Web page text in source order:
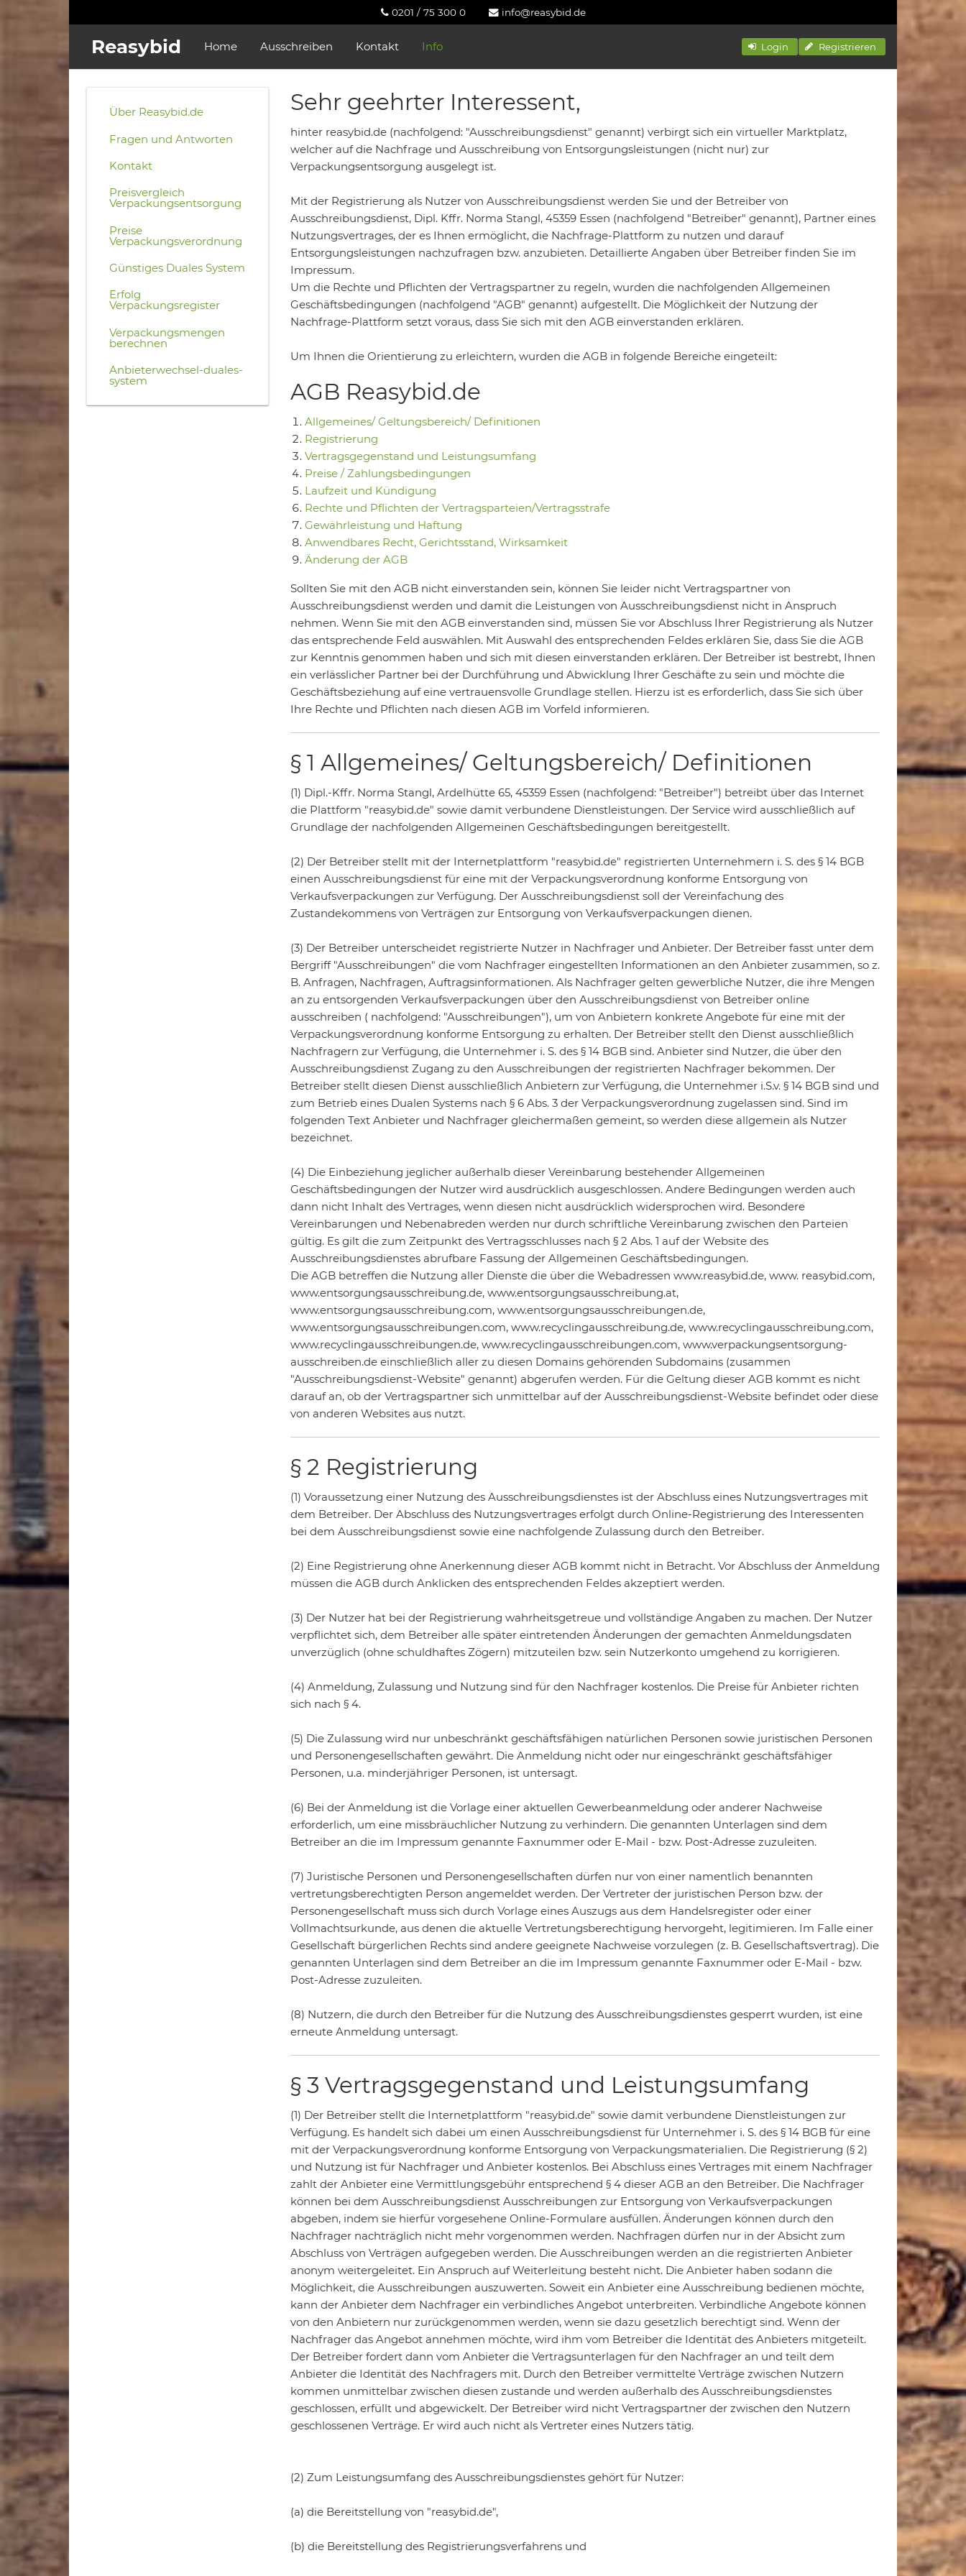
0201 / 75 300 0 info@reasybid.de
Reasybid Home Ausschreiben Kontakt Info Login Registrieren
Über Reasybid.de
Fragen und Antworten
Kontakt
Preisvergleich
Verpackungsentsorgung
Preise
Verpackungsverordnung
Günstiges Duales System
Erfolg
Verpackungsregister
Verpackungsmengen
berechnen
Anbieterwechsel-duales-
system
Sehr geehrter Interessent,
hinter reasybid.de (nachfolgend: "Ausschreibungsdienst" genannt) verbirgt sich ein virtueller Marktplatz,
welcher auf die Nachfrage und Ausschreibung von Entsorgungsleistungen (nicht nur) zur
Verpackungsentsorgung ausgelegt ist.
Mit der Registrierung als Nutzer von Ausschreibungsdienst werden Sie und der Betreiber von
Ausschreibungsdienst, Dipl. Kffr. Norma Stangl, 45359 Essen (nachfolgend "Betreiber" genannt), Partner eines
Nutzungsvertrages, der es Ihnen ermöglicht, die Nachfrage-Plattform zu nutzen und darauf
Entsorgungsleistungen nachzufragen bzw. anzubieten. Detaillierte Angaben über Betreiber finden Sie im
Impressum.
Um die Rechte und Pflichten der Vertragspartner zu regeln, wurden die nachfolgenden Allgemeinen
Geschäftsbedingungen (nachfolgend "AGB" genannt) aufgestellt. Die Möglichkeit der Nutzung der
Nachfrage-Plattform setzt voraus, dass Sie sich mit den AGB einverstanden erklären.
Um Ihnen die Orientierung zu erleichtern, wurden die AGB in folgende Bereiche eingeteilt:
AGB Reasybid.de
Allgemeines/ Geltungsbereich/ Definitionen
Registrierung
Vertragsgegenstand und Leistungsumfang
Preise / Zahlungsbedingungen
Laufzeit und Kündigung
Rechte und Pflichten der Vertragsparteien/Vertragsstrafe
Gewährleistung und Haftung
Anwendbares Recht, Gerichtsstand, Wirksamkeit
Änderung der AGB
Sollten Sie mit den AGB nicht einverstanden sein, können Sie leider nicht Vertragspartner von
Ausschreibungsdienst werden und damit die Leistungen von Ausschreibungsdienst nicht in Anspruch
nehmen. Wenn Sie mit den AGB einverstanden sind, müssen Sie vor Abschluss Ihrer Registrierung als Nutzer
das entsprechende Feld auswählen. Mit Auswahl des entsprechenden Feldes erklären Sie, dass Sie die AGB
zur Kenntnis genommen haben und sich mit diesen einverstanden erklären. Der Betreiber ist bestrebt, Ihnen
ein verlässlicher Partner bei der Durchführung und Abwicklung Ihrer Geschäfte zu sein und möchte die
Geschäftsbeziehung auf eine vertrauensvolle Grundlage stellen. Hierzu ist es erforderlich, dass Sie sich über
Ihre Rechte und Pflichten nach diesen AGB im Vorfeld informieren.
§ 1 Allgemeines/ Geltungsbereich/ Definitionen
(1) Dipl.-Kffr. Norma Stangl, Ardelhütte 65, 45359 Essen (nachfolgend: "Betreiber") betreibt über das Internet
die Plattform "reasybid.de" sowie damit verbundene Dienstleistungen. Der Service wird ausschließlich auf
Grundlage der nachfolgenden Allgemeinen Geschäftsbedingungen bereitgestellt.
(2) Der Betreiber stellt mit der Internetplattform "reasybid.de" registrierten Unternehmern i. S. des § 14 BGB
einen Ausschreibungsdienst für eine mit der Verpackungsverordnung konforme Entsorgung von
Verkaufsverpackungen zur Verfügung. Der Ausschreibungsdienst soll der Vereinfachung des
Zustandekommens von Verträgen zur Entsorgung von Verkaufsverpackungen dienen.
(3) Der Betreiber unterscheidet registrierte Nutzer in Nachfrager und Anbieter. Der Betreiber fasst unter dem
Bergriff "Ausschreibungen" die vom Nachfrager eingestellten Informationen an den Anbieter zusammen, so z.
B. Anfragen, Nachfragen, Auftragsinformationen. Als Nachfrager gelten gewerbliche Nutzer, die ihre Mengen
an zu entsorgenden Verkaufsverpackungen über den Ausschreibungsdienst von Betreiber online
ausschreiben ( nachfolgend: "Ausschreibungen"), um von Anbietern konkrete Angebote für eine mit der
Verpackungsverordnung konforme Entsorgung zu erhalten. Der Betreiber stellt den Dienst ausschließlich
Nachfragern zur Verfügung, die Unternehmer i. S. des § 14 BGB sind. Anbieter sind Nutzer, die über den
Ausschreibungsdienst Zugang zu den Ausschreibungen der registrierten Nachfrager bekommen. Der
Betreiber stellt diesen Dienst ausschließlich Anbietern zur Verfügung, die Unternehmer i.S.v. § 14 BGB sind und
zum Betrieb eines Dualen Systems nach § 6 Abs. 3 der Verpackungsverordnung zugelassen sind. Sind im
folgenden Text Anbieter und Nachfrager gleichermaßen gemeint, so werden diese allgemein als Nutzer
bezeichnet.
(4) Die Einbeziehung jeglicher außerhalb dieser Vereinbarung bestehender Allgemeinen
Geschäftsbedingungen der Nutzer wird ausdrücklich ausgeschlossen. Andere Bedingungen werden auch
dann nicht Inhalt des Vertrages, wenn diesen nicht ausdrücklich widersprochen wird. Besondere
Vereinbarungen und Nebenabreden werden nur durch schriftliche Vereinbarung zwischen den Parteien
gültig. Es gilt die zum Zeitpunkt des Vertragsschlusses nach § 2 Abs. 1 auf der Website des
Ausschreibungsdienstes abrufbare Fassung der Allgemeinen Geschäftsbedingungen.
Die AGB betreffen die Nutzung aller Dienste die über die Webadressen www.reasybid.de, www. reasybid.com,
www.entsorgungsausschreibung.de, www.entsorgungsausschreibung.at,
www.entsorgungsausschreibung.com, www.entsorgungsausschreibungen.de,
www.entsorgungsausschreibungen.com, www.recyclingausschreibung.de, www.recyclingausschreibung.com,
www.recyclingausschreibungen.de, www.recyclingausschreibungen.com, www.verpackungsentsorgung-
ausschreiben.de einschließlich aller zu diesen Domains gehörenden Subdomains (zusammen
"Ausschreibungsdienst-Website" genannt) abgerufen werden. Für die Geltung dieser AGB kommt es nicht
darauf an, ob der Vertragspartner sich unmittelbar auf der Ausschreibungsdienst-Website befindet oder diese
von anderen Websites aus nutzt.
§ 2 Registrierung
(1) Voraussetzung einer Nutzung des Ausschreibungsdienstes ist der Abschluss eines Nutzungsvertrages mit
dem Betreiber. Der Abschluss des Nutzungsvertrages erfolgt durch Online-Registrierung des Interessenten
bei dem Ausschreibungsdienst sowie eine nachfolgende Zulassung durch den Betreiber.
(2) Eine Registrierung ohne Anerkennung dieser AGB kommt nicht in Betracht. Vor Abschluss der Anmeldung
müssen die AGB durch Anklicken des entsprechenden Feldes akzeptiert werden.
(3) Der Nutzer hat bei der Registrierung wahrheitsgetreue und vollständige Angaben zu machen. Der Nutzer
verpflichtet sich, dem Betreiber alle später eintretenden Änderungen der gemachten Anmeldungsdaten
unverzüglich (ohne schuldhaftes Zögern) mitzuteilen bzw. sein Nutzerkonto umgehend zu korrigieren.
(4) Anmeldung, Zulassung und Nutzung sind für den Nachfrager kostenlos. Die Preise für Anbieter richten
sich nach § 4.
(5) Die Zulassung wird nur unbeschränkt geschäftsfähigen natürlichen Personen sowie juristischen Personen
und Personengesellschaften gewährt. Die Anmeldung nicht oder nur eingeschränkt geschäftsfähiger
Personen, u.a. minderjähriger Personen, ist untersagt.
(6) Bei der Anmeldung ist die Vorlage einer aktuellen Gewerbeanmeldung oder anderer Nachweise
erforderlich, um eine missbräuchlicher Nutzung zu verhindern. Die genannten Unterlagen sind dem
Betreiber an die im Impressum genannte Faxnummer oder E-Mail - bzw. Post-Adresse zuzuleiten.
(7) Juristische Personen und Personengesellschaften dürfen nur von einer namentlich benannten
vertretungsberechtigten Person angemeldet werden. Der Vertreter der juristischen Person bzw. der
Personengesellschaft muss sich durch Vorlage eines Auszugs aus dem Handelsregister oder einer
Vollmachtsurkunde, aus denen die aktuelle Vertretungsberechtigung hervorgeht, legitimieren. Im Falle einer
Gesellschaft bürgerlichen Rechts sind andere geeignete Nachweise vorzulegen (z. B. Gesellschaftsvertrag). Die
genannten Unterlagen sind dem Betreiber an die im Impressum genannte Faxnummer oder E-Mail - bzw.
Post-Adresse zuzuleiten.
(8) Nutzern, die durch den Betreiber für die Nutzung des Ausschreibungsdienstes gesperrt wurden, ist eine
erneute Anmeldung untersagt.
§ 3 Vertragsgegenstand und Leistungsumfang
(1) Der Betreiber stellt die Internetplattform "reasybid.de" sowie damit verbundene Dienstleistungen zur
Verfügung. Es handelt sich dabei um einen Ausschreibungsdienst für Unternehmer i. S. des § 14 BGB für eine
mit der Verpackungsverordnung konforme Entsorgung von Verpackungsmaterialien. Die Registrierung (§ 2)
und Nutzung ist für Nachfrager und Anbieter kostenlos. Bei Abschluss eines Vertrages mit einem Nachfrager
zahlt der Anbieter eine Vermittlungsgebühr entsprechend § 4 dieser AGB an den Betreiber. Die Nachfrager
können bei dem Ausschreibungsdienst Ausschreibungen zur Entsorgung von Verkaufsverpackungen
abgeben, indem sie hierfür vorgesehene Online-Formulare ausfüllen. Änderungen können durch den
Nachfrager nachträglich nicht mehr vorgenommen werden. Nachfragen dürfen nur in der Absicht zum
Abschluss von Verträgen aufgegeben werden. Die Ausschreibungen werden an die registrierten Anbieter
anonym weitergeleitet. Ein Anspruch auf Weiterleitung besteht nicht. Die Anbieter haben sodann die
Möglichkeit, die Ausschreibungen auszuwerten. Soweit ein Anbieter eine Ausschreibung bedienen möchte,
kann der Anbieter dem Nachfrager ein verbindliches Angebot unterbreiten. Verbindliche Angebote können
von den Anbietern nur zurückgenommen werden, wenn sie dazu gesetzlich berechtigt sind. Wenn der
Nachfrager das Angebot annehmen möchte, wird ihm vom Betreiber die Identität des Anbieters mitgeteilt.
Der Betreiber fordert dann vom Anbieter die Vertragsunterlagen für den Nachfrager an und teilt dem
Anbieter die Identität des Nachfragers mit. Durch den Betreiber vermittelte Verträge zwischen Nutzern
kommen unmittelbar zwischen diesen zustande und werden außerhalb des Ausschreibungsdienstes
geschlossen, erfüllt und abgewickelt. Der Betreiber wird nicht Vertragspartner der zwischen den Nutzern
geschlossenen Verträge. Er wird auch nicht als Vertreter eines Nutzers tätig.
(2) Zum Leistungsumfang des Ausschreibungsdienstes gehört für Nutzer:
(a) die Bereitstellung von "reasybid.de",
(b) die Bereitstellung des Registrierungsverfahrens und